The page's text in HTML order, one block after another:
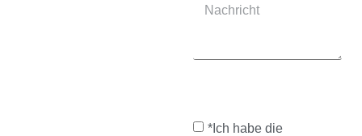
*Ich habe die